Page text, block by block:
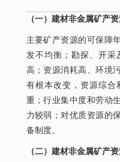
（一）建材非金属矿产
主要矿产资源的可保障
发不均衡；勘探、开采
高；资源消耗高、环境
有根本改变，资源综合
重；行业集中度和劳动
力较弱；对优质资源的
备制度。
（二）建材非金属矿产